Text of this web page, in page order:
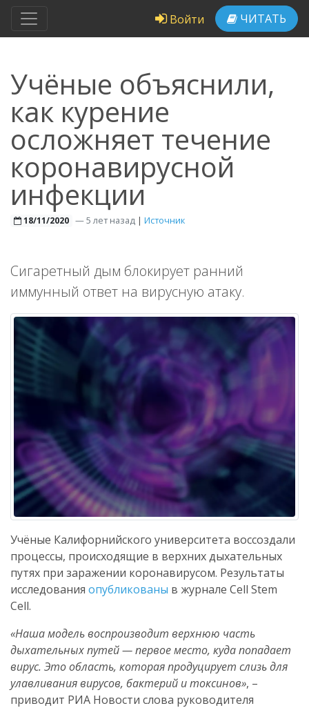
Войти ЧИТАТЬ
Учёные объяснили,
как курение
осложняет течение
коронавирусной
инфекции
18/11/2020 —5 лет назад | Источник
Сигаретный дым блокирует ранний
иммунный ответ на вирусную атаку.
Учёные Калифорнийского университета воссоздали
процессы, происходящие в верхних дыхательных
путях при заражении коронавирусом. Результаты
исследования опубликованы в журнале Cell Stem
Cell.
«Наша модель воспроизводит верхнюю часть
дыхательных путей — первое место, куда попадает
вирус. Это область, которая продуцирует слизь для
улавливания вирусов, бактерий и токсинов», –
приводит РИА Новости слова руководителя